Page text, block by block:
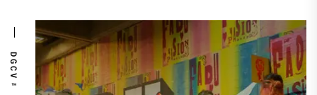
DGCV™